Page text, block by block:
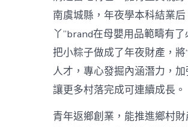
南虞城縣，年夜學本科結業
丫”brand在母嬰用品範疇有
把小粽子做成了年夜財產，
人才，專心發掘內涵潛力，
讓更多村落完成可連續成長。
青年返鄉創業，能推進鄉村